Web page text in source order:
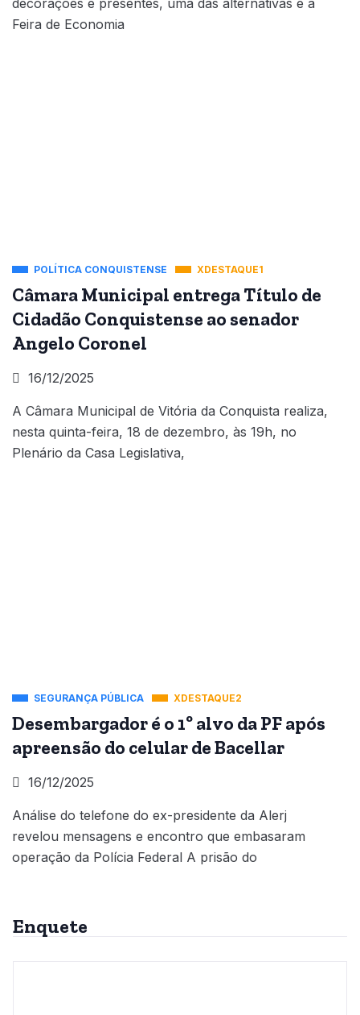
Feira de Economia
POLÍTICA CONQUISTENSE XDESTAQUE1
Câmara Municipal entrega Título de
Cidadão Conquistense ao senador
Angelo Coronel
16/12/2025
A Câmara Municipal de Vitória da Conquista realiza,
nesta quinta-feira, 18 de dezembro, às 19h, no
Plenário da Casa Legislativa,
SEGURANÇA PÚBLICA XDESTAQUE2
Desembargador é o 1º alvo da PF após
apreensão do celular de Bacellar
16/12/2025
Análise do telefone do ex-presidente da Alerj
revelou mensagens e encontro que embasaram
operação da Polícia Federal A prisão do
Enquete